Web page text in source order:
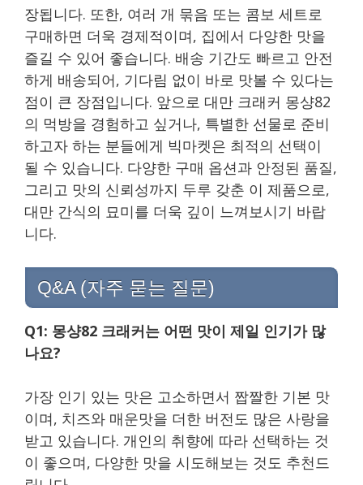
장됩니다. 또한, 여러 개 묶음 또는 콤보 세트로
구매하면 더욱 경제적이며, 집에서 다양한 맛을
즐길 수 있어 좋습니다. 배송 기간도 빠르고 안전
하게 배송되어, 기다림 없이 바로 맛볼 수 있다는
점이 큰 장점입니다. 앞으로 대만 크래커 몽샹82
의 먹방을 경험하고 싶거나, 특별한 선물로 준비
하고자 하는 분들에게 빅마켓은 최적의 선택이
될 수 있습니다. 다양한 구매 옵션과 안정된 품질,
그리고 맛의 신뢰성까지 두루 갖춘 이 제품으로,
대만 간식의 묘미를 더욱 깊이 느껴보시기 바랍
니다.
Q&A (자주 묻는 질문)
Q1: 몽샹82 크래커는 어떤 맛이 제일 인기가 많
나요?
가장 인기 있는 맛은 고소하면서 짭짤한 기본 맛
이며, 치즈와 매운맛을 더한 버전도 많은 사랑을
받고 있습니다. 개인의 취향에 따라 선택하는 것
이 좋으며, 다양한 맛을 시도해보는 것도 추천드